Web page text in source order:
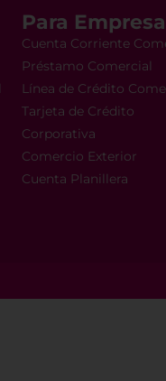
Para
Cuenta Corriente
Préstamo Comercial
Línea de Crédito
Tarjeta de Crédito
Corporativa
Comercio Exterior
Cuenta Planillera